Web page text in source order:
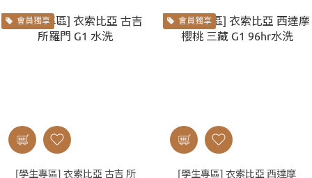
會員獨享
[學生專區] 衣索比亞 古吉 所
會員獨享
[學生專區] 衣索比亞 西達摩